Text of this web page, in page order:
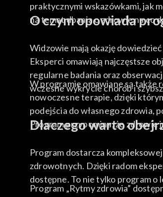
praktycznymi wskazówkami, jak
na temat dbania o zdrowie na co
O czym opowiada
Widzowie mają okazję
Eksperci omawiają najczęstsze
regularne badania oraz
wczesne wykrycie chorób i
W programie omawiane są także
nowoczesne terapie, dzięki
podejścia do własnego zdrowia,
Program przypomina, że zdrowie
Dlaczego warto
Program dostarcza
zdrowotnych. Dzięki radom
dostępne. To nie tylko program o
Program „Rytmy zdrowia”